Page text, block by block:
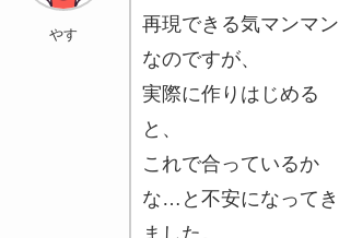
やす
再現できる気マンマン
なのですが、
実際に作りはじめる
と、
これで合っているか
な…と不安になってき